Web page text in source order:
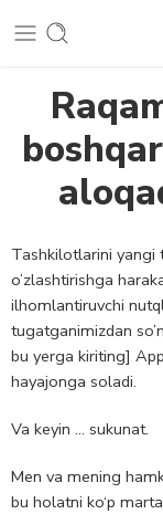
Tashkilotlarini yangi
o’zlashtirishga
ilhomlantiruvchi
tugatganimizdan
bu yerga kiriting]
hayajonga soladi.
Va keyin … sukunat.
Men va mening
bu holatni ko‘p